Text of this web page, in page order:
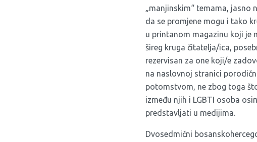
„manjinskim“ temama, jasno
da se promjene mogu i tako
u printanom magazinu koji je
šireg kruga čitatelja/ica,
rezervisan za one koji/e
na naslovnoj stranici
potomstvom, ne zbog toga
između njih i LGBTI osoba
predstavljati u medijima.
Dvosedmični